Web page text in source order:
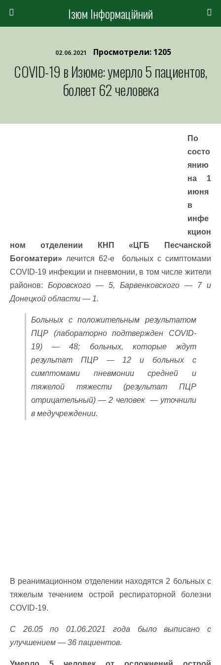
Ізюм Інформаційний
02.06.2021 Просмотрели: 1205
СOVID-19 в Изюме: умерло 5 пациентов,
болеет 62 человека
По
состо
янию
на 1
июня
в
инфе
кцион
ном отделении КНП «ЦГБ Песчанской
Богоматери» лечится 62-е больных с симптомами
COVID-19 инфекции и пневмонии, в том числе жители
районов: Боровского — 5, Барвенковского — 7 и
Донецкой области — 1.
Больных с положительным результатом
ПЦР (лабораторно подтвержден COVID-
19) — 48; больных, которые ждут
результат ПЦР — 12 и больных с
симптомами пневмонии средней и
тяжелой тяжести(результат ПЦР
отрицательный) — 2 человек — уточнили
в медучреждении.
В реанимационном отделении находятся 2 больных с
тяжелым течением острой респираторной болезни
COVID-19.
С 26.05 по 01.06.2021 года было выписано с
улучшением — 36 пациентов.